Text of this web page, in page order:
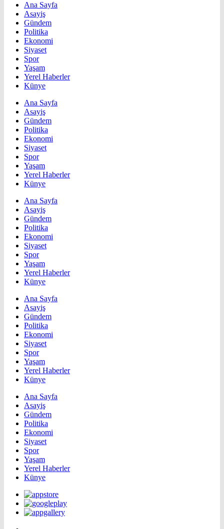
Ana Sayfa
Asayiş
Gündem
Politika
Ekonomi
Siyaset
Spor
Yaşam
Yerel Haberler
Künye
Ana Sayfa
Asayiş
Gündem
Politika
Ekonomi
Siyaset
Spor
Yaşam
Yerel Haberler
Künye
Ana Sayfa
Asayiş
Gündem
Politika
Ekonomi
Siyaset
Spor
Yaşam
Yerel Haberler
Künye
Ana Sayfa
Asayiş
Gündem
Politika
Ekonomi
Siyaset
Spor
Yaşam
Yerel Haberler
Künye
Ana Sayfa
Asayiş
Gündem
Politika
Ekonomi
Siyaset
Spor
Yaşam
Yerel Haberler
Künye